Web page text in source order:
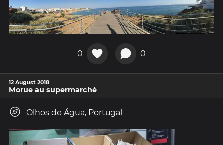
0 0
12 August 2018
Morue au supermarché
Olhos de Água, Portugal